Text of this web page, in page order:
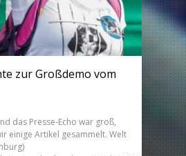
zur Großdemo vom
das Presse-Echo war groß,
einige Artikel gesammelt. Welt